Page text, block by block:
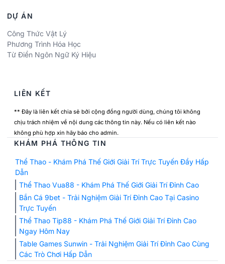
DỰ ÁN
Công Thức Vật Lý
Phương Trình Hóa Học
Từ Điển Ngôn Ngữ Ký Hiệu
LIÊN KẾT
** Đây là liên kết chia sẻ bởi cộng đồng người dùng, chúng tôi không
chịu trách nhiệm về nội dung các thông tin này. Nếu có liên kết nào
không phù hợp xin hãy báo cho admin.
KHÁM PHÁ THÔNG TIN
Thể Thao - Khám Phá Thế Giới Giải Trí Trực Tuyến Đầy Hấp
Dẫn
Thể Thao Vua88 - Khám Phá Thế Giới Giải Trí Đỉnh Cao
Bắn Cá 9bet - Trải Nghiệm Giải Trí Đỉnh Cao Tại Casino
Trực Tuyến
Thể Thao Tip88 - Khám Phá Thế Giới Giải Trí Đỉnh Cao
Ngay Hôm Nay
Table Games Sunwin - Trải Nghiệm Giải Trí Đỉnh Cao Cùng
Các Trò Chơi Hấp Dẫn